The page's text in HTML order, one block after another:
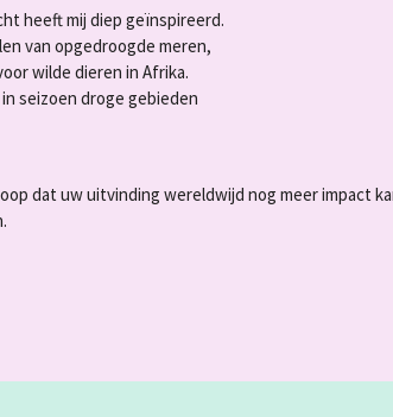
heeft mij diep geïnspireerd.
van opgedroogde meren,
wilde dieren in Afrika.
seizoen droge gebieden
dat uw uitvinding wereldwijd nog meer impact